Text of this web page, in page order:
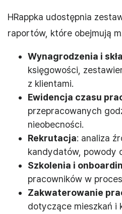
HRappka udostępnia
raportów, które obejmują
Wynagrodzenia i
księgowości,
z klientami.
Ewidencja czasu
przepracowanych
nieobecności.
Rekrutacja: analiza
kandydatów, powody
Szkolenia i
pracowników w
Zakwaterowanie
dotyczące mieszkań i